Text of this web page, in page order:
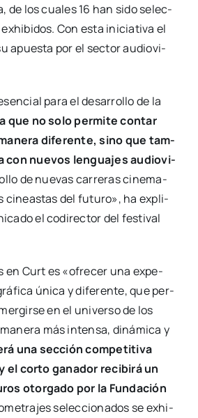
de los cua­les 16 han sido selec­
Con esta ini­cia­ti­va el
apues­ta por el sec­tor audio­vi­
para el desa­rro­llo de la
que no solo per­mi­te con­tar
dife­ren­te, sino que tam­
con nue­vos len­gua­jes audio­vi­
de nue­vas carre­ras cine­ma­
cineas­tas del futu­ro», ha expli­
el codi­rec­tor del fes­ti­val
en Curt es «ofre­cer una expe­
úni­ca y dife­ren­te, que per­
en el uni­ver­so de los
más inten­sa, diná­mi­ca y
una sec­ción com­pe­ti­ti­va
el cor­to gana­dor reci­bi­rá un
otor­ga­do por la Fun­da­ción
selec­cio­na­dos se exhi­